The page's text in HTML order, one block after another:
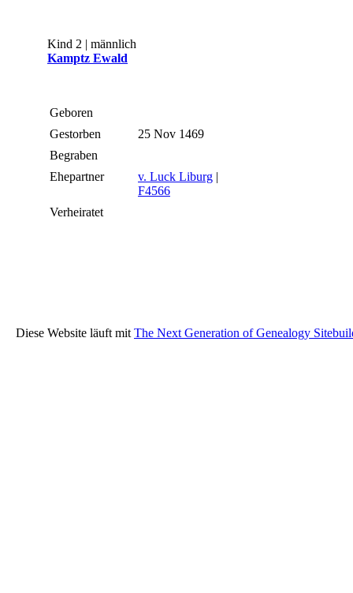
Kind 2 | männlich
Kamptz Ewald
Geboren
Gestorben
25 Nov 1469
Begraben
Ehepartner
v. Luck Liburg |
F4566
Verheiratet
Diese Website läuft mit The Next Generation of Genealogy